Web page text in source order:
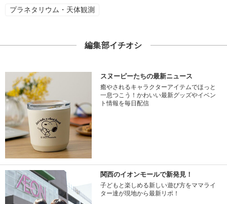
プラネタリウム・天体観測
編集部イチオシ
スヌーピーたちの最新ニュース
癒やされるキャラクターアイテムでほっと
一息つこう！かわいい最新グッズやイベン
ト情報を毎日配信
関西のイオンモールで新発見！
子どもと楽しめる新しい遊び方をママライ
ター達が現地から最新リポ！